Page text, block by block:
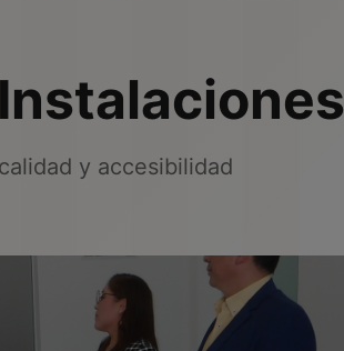
y accesibilidad